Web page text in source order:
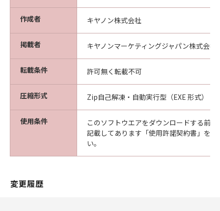
作成者 キヤノン株式会社
掲載者 キヤノンマーケティングジャパン株式会社
転載条件 許可無く転載不可
圧縮形式 Zip自己解凍・自動実行型（EXE 形式）
使用条件
このソフトウエアをダウンロードする前
記載してあります「使用許諾契約書」を
い。
変更履歴